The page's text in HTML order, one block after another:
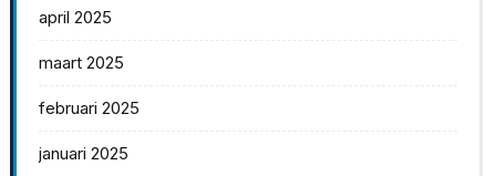
april 2025
maart 2025
februari 2025
januari 2025